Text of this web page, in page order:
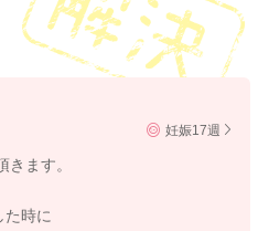
妊娠17週
ます。
た時に